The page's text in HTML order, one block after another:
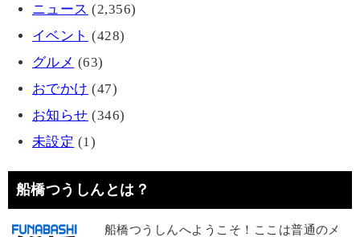
ニュース (2,356)
イベント (428)
グルメ (63)
おでかけ (47)
お知らせ (346)
未設定 (1)
船橋つうしんとは？
船橋つうしんへようこそ！ここは普通のメ